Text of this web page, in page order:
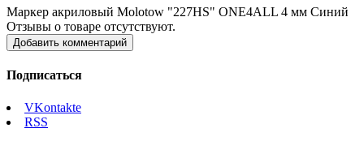
Маркер акриловый Molotow "227HS" ONE4ALL 4 мм Синий
Отзывы о товаре отсутствуют.
Добавить комментарий
Подписаться
VKontakte
RSS